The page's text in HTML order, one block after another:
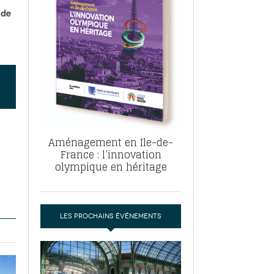
ABF, ZAC : F. Vauglin détaille sa
pour l’urbanisme parisien- 17
de la tech et de la finance
marché de la location de luxe-
Aménagement en Ile-de-
France : l’innovation
olympique en héritage
LES PROCHAINS ÉVÉNEMENTS